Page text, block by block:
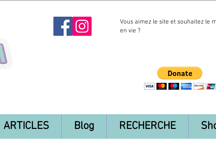
Vous aimez le site et souhaitez le
en vie ?
ARTICLES Blog RECHERCHE